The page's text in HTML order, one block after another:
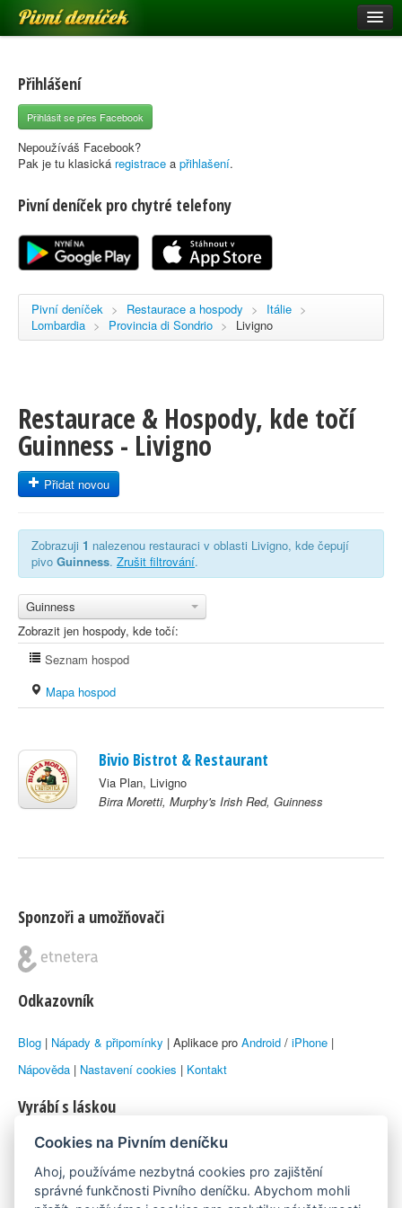
Pivní deníček
Pivní mapa
Pivní značky
Nápověda
Registrace
Přihlášení
Přihlásit se přes Facebook
Nepoužíváš Facebook?
Pak je tu klasická registrace a přihlašení.
Pivní deníček pro chytré telefony
Pivní deníček > Restaurace a hospody > Itálie >
Lombardia > Provincia di Sondrio > Livigno
Restaurace & Hospody, kde točí
Guinness - Livigno
Přidat novou
Zobrazuji 1 nalezenou restauraci v oblasti Livigno, kde čepují
pivo Guinness. Zrušit filtrování.
Guinness
Zobrazit jen hospody, kde točí:
Seznam hospod
Mapa hospod
Bivio Bistrot & Restaurant
Via Plan, Livigno
Birra Moretti, Murphy's Irish Red, Guinness
Sponzoři a umožňovači
Odkazovník
Blog | Nápady & připomínky | Aplikace pro Android / iPhone |
Nápověda | Nastavení cookies | Kontakt
Vyrábí s láskou
© 2010–2026 byLukáš Zemanaka Emka
Máme rádi
Cookies na Pivním deníčku
Ahoj, používáme nezbytná cookies pro zajištění
správné funkčnosti Pivního deníčku. Abychom mohli